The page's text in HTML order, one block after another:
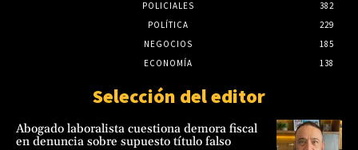
POLICIALES
382
POLÍTICA
229
NEGOCIOS
185
ECONOMÍA
138
Selección del editor
Abogado laboralista cuestiona demora fiscal
en denuncia sobre supuesto título falso